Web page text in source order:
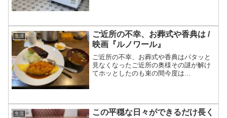
生活
ご近所の不幸、お葬式や香典は /
映画『ルノワール』
ご近所の不幸、お葬式や香典はパタッと
見なくなったご近所の奥様その謎が解け
てホッとしたのも束の間今度は...
生活
この平穏な日々ができるだけ長く